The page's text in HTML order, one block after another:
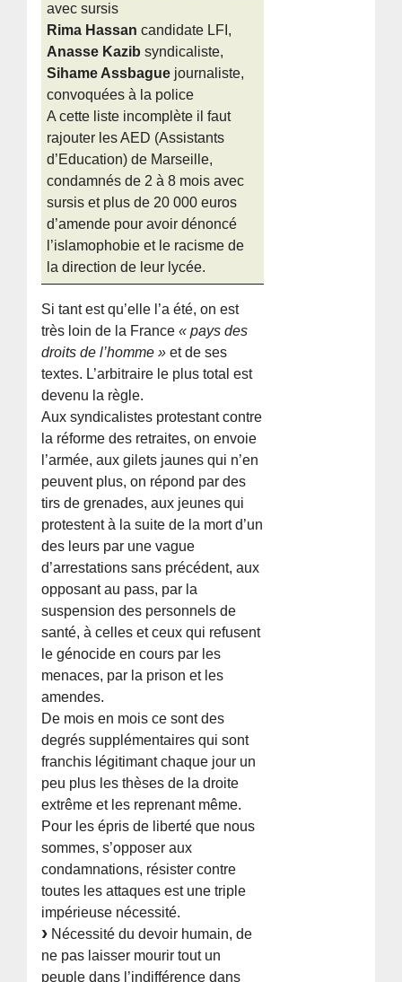
avec sursis
Rima Hassan candidate LFI,
Anasse Kazib syndicaliste,
Sihame Assbague journaliste,
convoquées à la police
A cette liste incomplète il faut
rajouter les AED (Assistants
d’Education) de Marseille,
condamnés de 2 à 8 mois avec
sursis et plus de 20 000 euros
d’amende pour avoir dénoncé
l’islamophobie et le racisme de
la direction de leur lycée.
Si tant est qu’elle l’a été, on est
très loin de la France« pays des
droits de l’homme » et de ses
textes. L’arbitraire le plus total est
devenu la règle.
Aux syndicalistes protestant contre
la réforme des retraites, on envoie
l’armée, aux gilets jaunes qui n’en
peuvent plus, on répond par des
tirs de grenades, aux jeunes qui
protestent à la suite de la mort d’un
des leurs par une vague
d’arrestations sans précédent, aux
opposant au pass, par la
suspension des personnels de
santé, à celles et ceux qui refusent
le génocide en cours par les
menaces, par la prison et les
amendes.
De mois en mois ce sont des
degrés supplémentaires qui sont
franchis légitimant chaque jour un
peu plus les thèses de la droite
extrême et les reprenant même.
Pour les épris de liberté que nous
sommes, s’opposer aux
condamnations, résister contre
toutes les attaques est une triple
impérieuse nécessité.
Nécessité du devoir humain, de
ne pas laisser mourir tout un
peuple dans l’indifférence dans